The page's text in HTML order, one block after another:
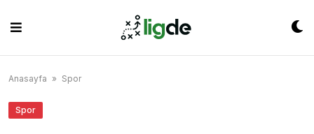
content
Anasayfa » Spor
Spor